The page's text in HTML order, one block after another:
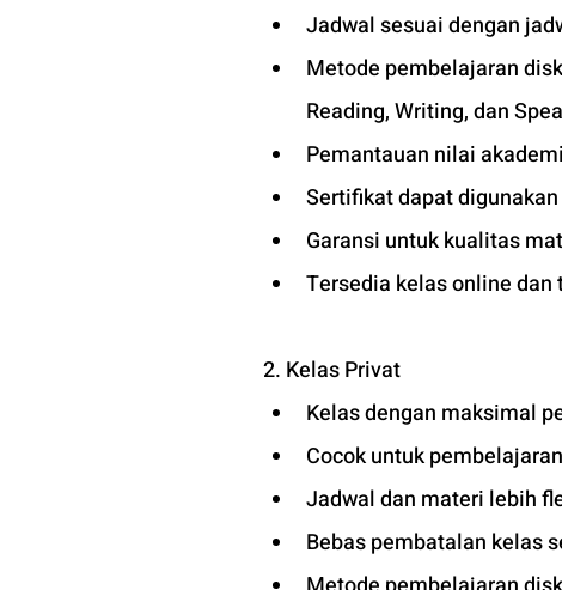
Jadwal sesuai dengan
Metode pembelajaran
Reading, Writing, dan
Pemantauan nilai
Sertifikat dapat
Garansi untuk kualitas
Tersedia kelas online dan
2. Kelas Privat
Kelas dengan maksimal
Cocok untuk
Jadwal dan materi lebih
Bebas pembatalan kelas